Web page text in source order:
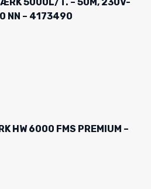
5000L/T. – 50M, 230V-
NN – 4173490
HW 6000 FMS PREMIUM –